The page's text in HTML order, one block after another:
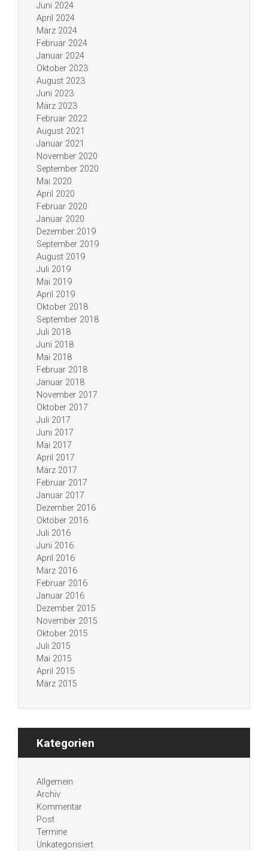
Juni 2024
April 2024
März 2024
Februar 2024
Januar 2024
Oktober 2023
August 2023
Juni 2023
März 2023
Februar 2022
August 2021
Januar 2021
November 2020
September 2020
Mai 2020
April 2020
Februar 2020
Januar 2020
Dezember 2019
September 2019
August 2019
Juli 2019
Mai 2019
April 2019
Oktober 2018
September 2018
Juli 2018
Juni 2018
Mai 2018
Februar 2018
Januar 2018
November 2017
Oktober 2017
Juli 2017
Juni 2017
Mai 2017
April 2017
März 2017
Februar 2017
Januar 2017
Dezember 2016
Oktober 2016
Juli 2016
Juni 2016
April 2016
März 2016
Februar 2016
Januar 2016
Dezember 2015
November 2015
Oktober 2015
Juli 2015
Mai 2015
April 2015
März 2015
Kategorien
Allgemein
Archiv
Kommentar
Post
Termine
Unkategorisiert